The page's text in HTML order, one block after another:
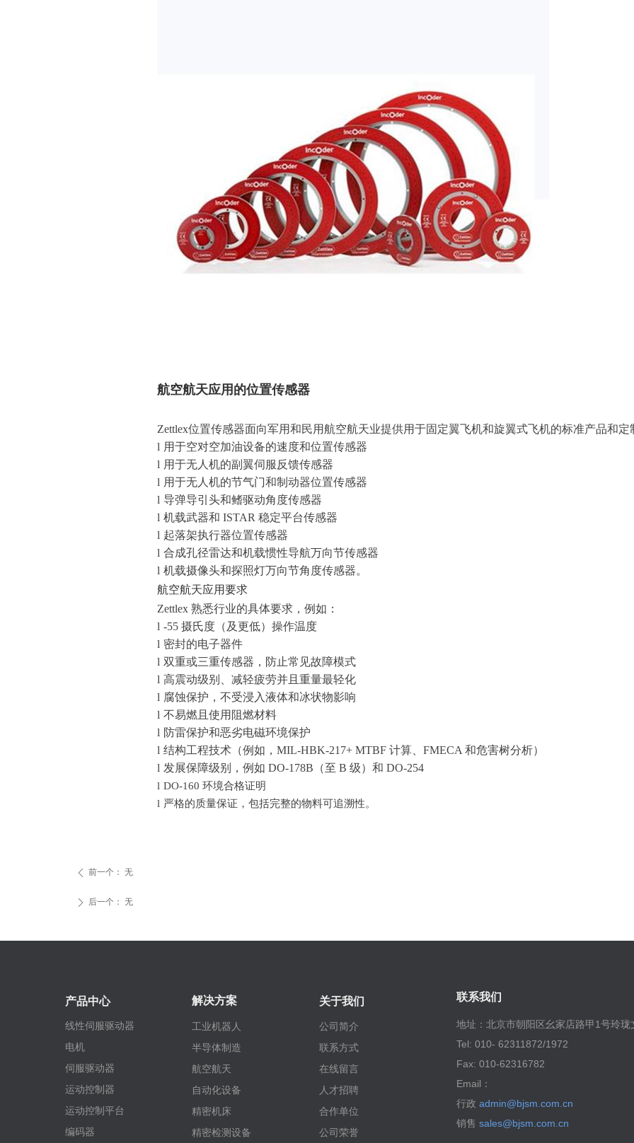
航空航天应用的位置传感器
Zettlex位置传感器面向军用和民用航空航天业提供用于固定翼飞机和旋翼式飞机的标准产品和定
l 用于空对空加油设备的速度和位置传感器
l 用于无人机的副翼伺服反馈传感器
l 用于无人机的节气门和制动器位置传感器
l 导弹导引头和鳍驱动角度传感器
l 机载武器和 ISTAR 稳定平台传感器
l 起落架执行器位置传感器
l 合成孔径雷达和机载惯性导航万向节传感器
l 机载摄像头和探照灯万向节角度传感器。
航空航天应用要求
Zettlex 熟悉行业的具体要求，例如：
l -55 摄氏度（及更低）操作温度
l 密封的电子器件
l 双重或三重传感器，防止常见故障模式
l 高震动级别、减轻疲劳并且重量最轻化
l 腐蚀保护，不受浸入液体和冰状物影响
l 不易燃且使用阻燃材料
l 防雷保护和恶劣电磁环境保护
l 结构工程技术（例如，MIL-HBK-217+ MTBF 计算、FMECA 和危害树分析）
l 发展保障级别，例如 DO-178B（至 B 级）和 DO-254
l DO-160环境合格证明
l 严格的质量保证，包括完整的物料可追溯性。
ꄴ 前一个： 无
ꄲ 后一个： 无
产品中心
线性伺服驱动器
电机
伺服驱动器
运动控制器
运动控制平台
编码器
解决方案
工业机器人
半导体制造
航空航天
自动化设备
精密机床
精密检测设备
联系我们
地址：北京市朝阳区幺家店路甲1号玲珑
Tel: 010- 62311872/1972
Fax: 010-62316782
Email：
行政 admin@bjsm.com.cn
销售 sales@bjsm.com.cn
关于我们
公司简介
联系方式
在线留言
人才招聘
合作单位
公司荣誉